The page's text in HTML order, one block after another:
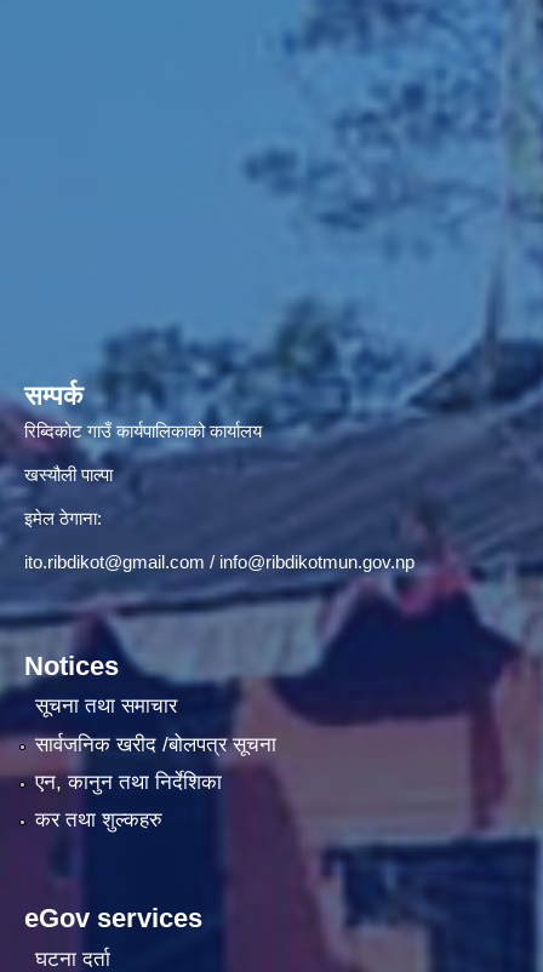
सम्पर्क
रिब्दिकोट गाउँ कार्यपालिकाको कार्यालय
खस्यौली पाल्पा
इमेल ठेगाना:
ito.ribdikot@gmail.com / info@ribdikotmun.gov.np
Notices
सूचना तथा समाचार
सार्वजनिक खरीद /बोलपत्र सूचना
एन, कानुन तथा निर्देशिका
कर तथा शुल्कहरु
eGov services
घटना दर्ता